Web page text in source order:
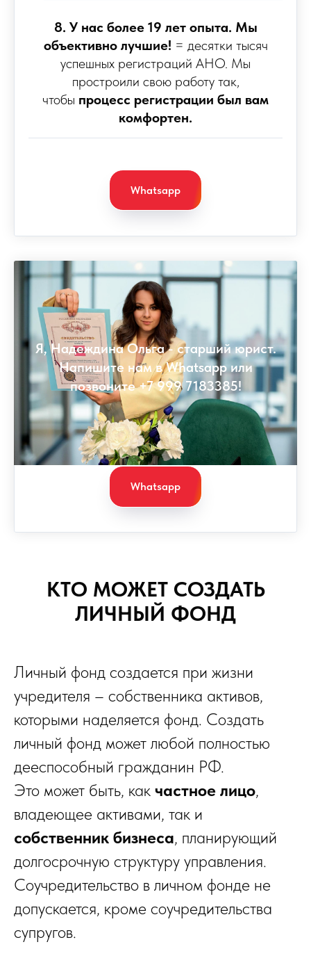
8. У нас более 19 лет опыта. Мы
объективно лучшие! = десятки тысяч
успешных регистраций АНО. Мы
простроили свою работу так,
чтобы процесс регистрации был вам
комфортен.
Whatsapp
Я, Надеждина Ольга - старший юрист.
Напишите нам в Whatsapp или
позвоните +7 999 7183385!
Whatsapp
КТО МОЖЕТ СОЗДАТЬ
ЛИЧНЫЙ ФОНД
Личный фонд создается при жизни
учредителя – собственника активов,
которыми наделяется фонд. Создать
личный фонд может любой полностью
дееспособный гражданин РФ.
Это может быть, как частное лицо,
владеющее активами, так и
собственник бизнеса, планирующий
долгосрочную структуру управления.
Соучредительство в личном фонде не
допускается, кроме соучредительства
супругов.